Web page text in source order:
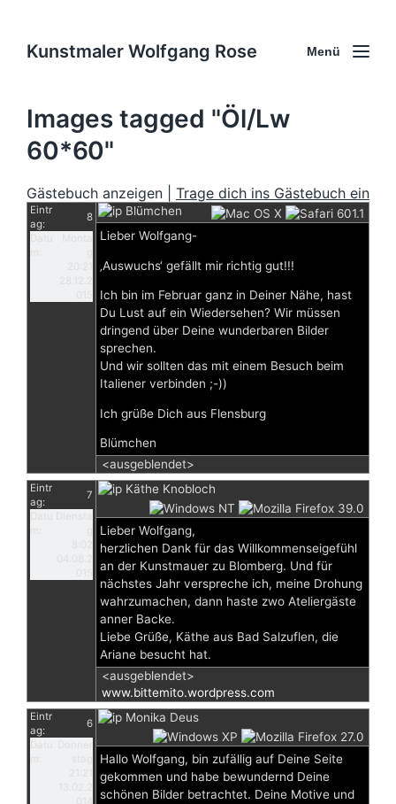
Kunstmaler Wolfgang Rose Menü
Images tagged "Öl/Lw
60*60"
Gästebuch anzeigen | Trage dich ins Gästebuch ein
Eintr
ag:
8
Blümchen
Lieber Wolfgang-
‚Auswuchs‘ gefällt mir richtig gut!!!
Ich bin im Februar ganz in Deiner Nähe, hast
Du Lust auf ein Wiedersehen? Wir müssen
dringend über Deine wunderbaren Bilder
sprechen.
Und wir sollten das mit einem Besuch beim
Italiener verbinden ;-))
Ich grüße Dich aus Flensburg
Blümchen
<ausgeblendet>
Eintr
ag:
7
Käthe Knobloch
Lieber Wolfgang,
herzlichen Dank für das Willkommenseigefühl
an der Kunstmauer zu Blomberg. Und für
nächstes Jahr verspreche ich, meine Drohung
wahrzumachen, dann haste zwo Ateliergäste
anner Backe.
Liebe Grüße, Käthe aus Bad Salzuflen, die
Ariane besucht hat.
<ausgeblendet>
www.bittemito.wordpress.com
Eintr
ag:
6
Monika Deus
Hallo Wolfgang, bin zufällig auf Deine Seite
gekommen und habe bewundernd Deine
schönen Bilder betrachtet. Deine Motive und